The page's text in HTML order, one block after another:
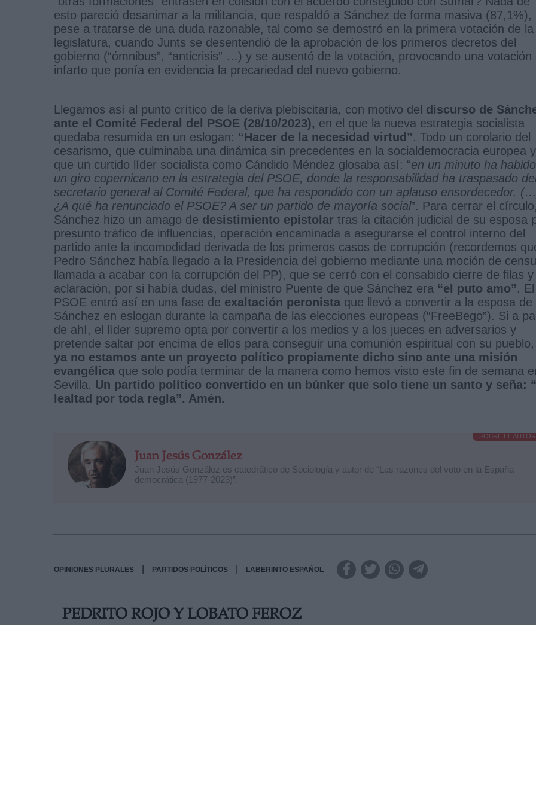
esto pareció desanimar a la militancia, que respaldó a Sánchez de forma masiva (87,1%),
pese a tratarse de una duda razonable, tal como se demostró en la primera votación de la
legislatura, cuando Junts se desentendió de la aprobación de los primeros decretos del
gobierno (“ómnibus”, “anticrisis” …) y se ausentó de la votación, provocando una votación
infarto que ponía en evidencia la precariedad del nuevo gobierno.
Llegamos así al punto crítico de la deriva plebiscitaria, con motivo del discurso de
ante el Comité Federal del PSOE (28/10/2023), en el que la nueva estrategia socialista
quedaba resumida en un eslogan: “Hacer de la necesidad virtud”. Todo un corolario del
cesarismo, que culminaba una dinámica sin precedentes en la socialdemocracia europea y
que un curtido líder socialista como Cándido Méndez glosaba así: “en un minuto ha habido
un giro copernicano en la estrategia del PSOE, donde la responsabilidad ha traspasado
secretario general al Comité Federal, que ha respondido con un aplauso ensordecedor.
¿A qué ha renunciado el PSOE? A ser un partido de mayoría social”. Para cerrar el círculo,
Sánchez hizo un amago de desistimiento epistolar tras la citación judicial de su esposa
presunto tráfico de influencias, operación encaminada a asegurarse el control interno del
partido ante la incomodidad derivada de los primeros casos de corrupción (recordemos
Pedro Sánchez había llegado a la Presidencia del gobierno mediante una moción de
llamada a acabar con la corrupción del PP), que se cerró con el consabido cierre de filas y
aclaración, por si había dudas, del ministro Puente de que Sánchez era “el puto amo”. El
PSOE entró así en una fase de exaltación peronista que llevó a convertir a la esposa de
Sánchez en eslogan durante la campaña de las elecciones europeas (“FreeBego”). Si a
de ahí, el líder supremo opta por convertir a los medios y a los jueces en adversarios y
pretende saltar por encima de ellos para conseguir una comunión espiritual con su pueblo,
ya no estamos ante un proyecto político propiamente dicho sino ante una misión
evangélica que solo podía terminar de la manera como hemos visto este fin de semana
Sevilla. Un partido político convertido en un búnker que solo tiene un santo y seña:
lealtad por toda regla”. Amén.
SOBRE EL AUTOR
Juan Jesús González
Juan Jesús González es catedrático de Sociología y autor de “Las razones del voto en la España
democrática (1977-2023)”.
OPINIONES PLURALES PARTIDOS POLÍTICOS LABERINTO ESPAÑOL
PEDRITO ROJO Y LOBATO FEROZ